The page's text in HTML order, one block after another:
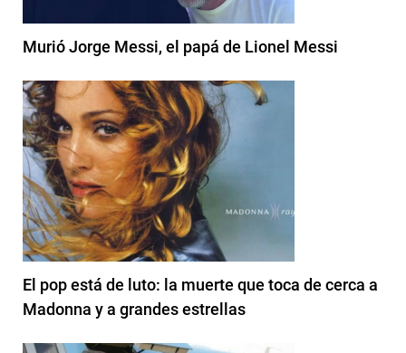
Murió Jorge Messi, el papá de Lionel Messi
El pop está de luto: la muerte que toca de cerca a
Madonna y a grandes estrellas